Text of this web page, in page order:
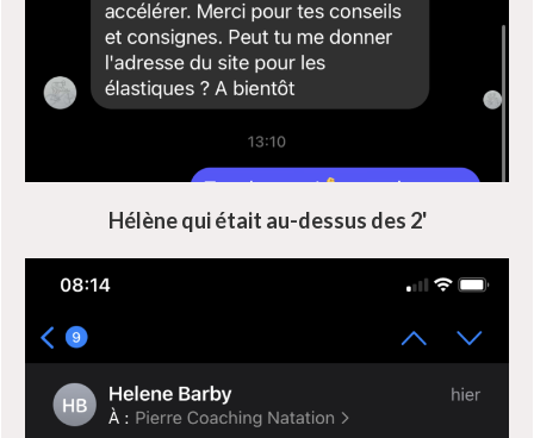
Hélène qui était au-dessus des 2'